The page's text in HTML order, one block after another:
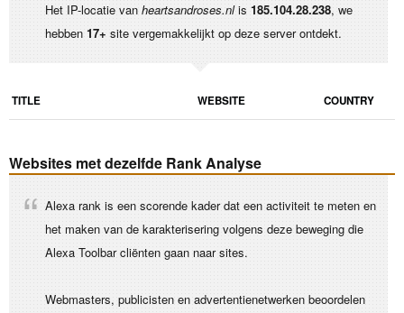
Het IP-locatie van heartsandroses.nlis 185.104.28.238, we
hebben 17+ site vergemakkelijkt op deze server ontdekt.
TITLE WEBSITE COUNTRY
Websites met dezelfde Rank Analyse
Alexa rank is een scorende kader dat een activiteit te meten en
het maken van de karakterisering volgens deze beweging die
Alexa Toolbar cliënten gaan naar sites.
Webmasters, publicisten en advertentienetwerken beoordelen